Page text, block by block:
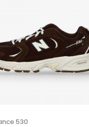
530